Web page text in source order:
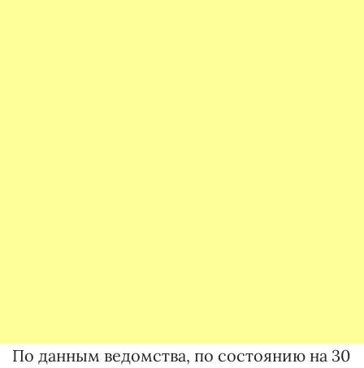
По данным ведомства, по состоянию на 30